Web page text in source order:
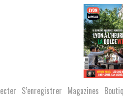
S’enregistrer Magazines